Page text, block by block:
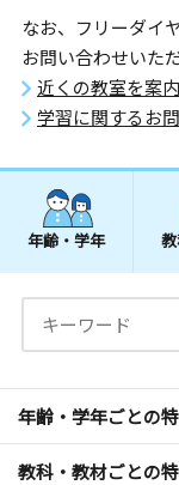
なお、フリーダイ
お問い合わせいた
近くの教室を案
学習に関するお
年齢・学年
年齢・学年ごとの
教科・教材ごとの